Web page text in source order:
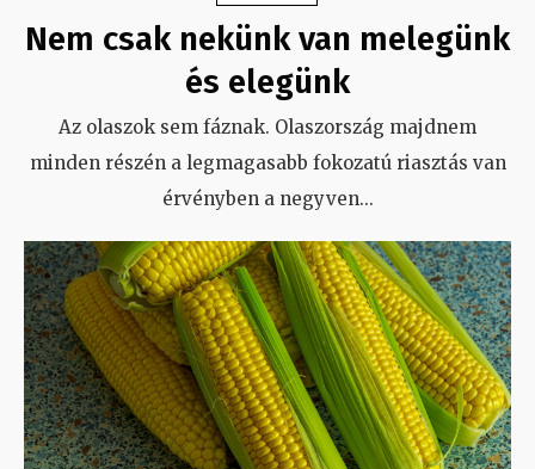
Nem csak nekünk van melegünk
és elegünk
Az olaszok sem fáznak. Olaszország majdnem
minden részén a legmagasabb fokozatú riasztás van
érvényben a negyven...